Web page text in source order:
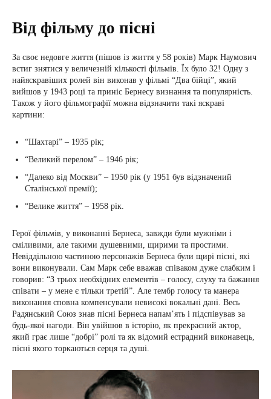
Від фільму до пісні
За своє недовге життя (пішов із життя у 58 років) Марк Наумович
встиг знятися у величезній кількості фільмів. Їх було 32! Одну з
найяскравіших ролей він виконав у фільмі “Два бійці”, який
вийшов у 1943 році та приніс Бернесу визнання та популярність.
Також у його фільмографії можна відзначити такі яскраві
картини:
“Шахтарі” – 1935 рік;
“Великий перелом” – 1946 рік;
“Далеко від Москви” – 1950 рік (у 1951 був відзначений
Сталінської премії);
“Велике життя” – 1958 рік.
Герої фільмів, у виконанні Бернеса, завжди були мужніми і
сміливими, але такими душевними, щирими та простими.
Невіддільною частиною персонажів Бернеса були щирі пісні, які
вони виконували. Сам Марк себе вважав співаком дуже слабким і
говорив: “З трьох необхідних елементів – голосу, слуху та бажання
співати – у мене є тільки третій”. Але тембр голосу та манера
виконання сповна компенсували невисокі вокальні дані. Весь
Радянський Союз знав пісні Бернеса напам’ять і підспівував за
будь-якої нагоди. Він увійшов в історію, як прекрасний актор,
який грає лише “добрі” ролі та як відомий естрадний виконавець,
пісні якого торкаються серця та душі.